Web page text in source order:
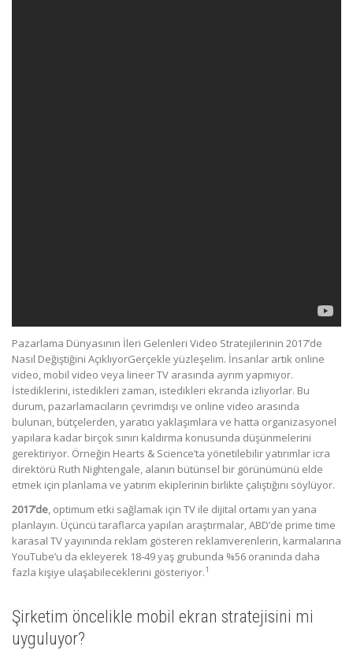
Pazarlama Dünyasının İleri Gelenleri Video Stratejilerinin 2017’de
Nasıl Değiştiğini AçıklıyorGerçekle yüzleşelim. İnsanlar artık online
video, mobil video veya lineer TV arasında ayrım yapmıyor.
İstediklerini, istedikleri zaman, istedikleri ekranda izliyorlar. Bu
durum, pazarlamacıların çevrimdışı ve online video arasında
bulunan, bütçelerden, yaratıcı yaklaşımlara ve hatta organizasyonel
yapılara kadar birçok sınırı kaldırma konusunda düşünmelerini
gerektiriyor. Örneğin Hearts & Science’ta yönetilebilir yatırımlar icra
direktörü Ruth Nightengale, alanın bütünsel bir görünümünü elde
etmek için planlama ve yatırım ekiplerinin birlikte çalıştığını söylüyor.
2017’de, optimum etki sağlamak için TV ile dijital ortamı yan yana
planlayın. Üçüncü taraflarca yapılan araştırmalar, ABD’de prime time
karasal TV yayınında reklam gösteren reklamverenlerin, karmalarına
YouTube’u da ekleyerek 18-49 yaş grubunda %56 oranında daha
fazla kişiye ulaşabileceklerini gösteriyor.1
Şirketim öncelikle mobil ekran stratejisini mi
uyguluyor?